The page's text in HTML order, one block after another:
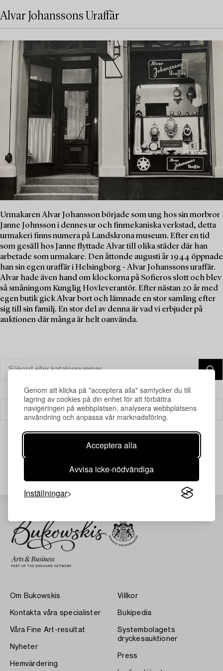
Genom att klicka på "acceptera alla" samtycker du till
lagring av cookies på din enhet för att förbättra
navigeringen på webbplatsen, analysera webbplatsens
användning och anpassa vår marknadsföring.
Acceptera alla
Avvisa icke-nödvändiga
Inställningar
Alvar Johanssons Uraffär
Urmakaren Alvar Johansson började som ung hos sin morbror
Janne Johnsson i dennes ur och finmekaniska verkstad, detta
urmakeri finns numera på Landskrona museum. Efter en tid
som gesäll hos Janne flyttade Alvar till olika städer där han
arbetade som urmakare. Den åttonde augusti år 1944 öppnade
han sin egen uraffär i Helsingborg - Alvar Johanssons uraffär.
Alvar hade även hand om klockorna på Sofieros slott och blev
så småningom Kunglig Hovleverantör. Efter nästan 20 år med
egen butik gick Alvar bort och lämnade en stor samling efter
sig till sin familj. En stor del av denna är vad vi erbjuder på
auktionen där många är helt oanvända.
Filter
Om Bukowskis
Kontakta våra specialister
Våra Fine Art-resultat
Nyheter
Hemvärdering
Villkor
Bukipedia
Systembolagets
dryckesauktioner
Press